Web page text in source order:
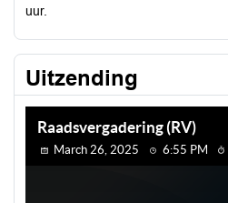
uur.
Uitzending